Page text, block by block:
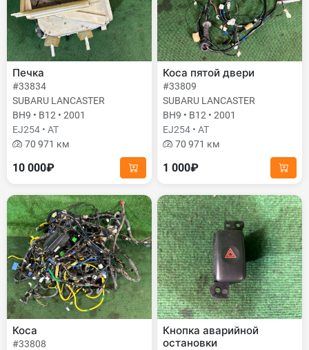
Печка
#33834
SUBARU LANCASTER
BH9 • B12 • 2001
EJ254 • AT
70 971 км
10 000₽
Коса пятой двери
#33809
SUBARU LANCASTER
BH9 • B12 • 2001
EJ254 • AT
70 971 км
1 000₽
Коса
#33808
Кнопка аварийной
остановки